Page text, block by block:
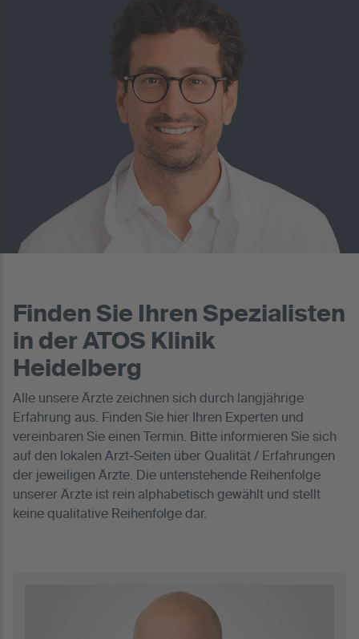
Finden Sie Ihren Spezialisten
in der ATOS Klinik
Heidelberg
Alle unsere Ärzte zeichnen sich durch langjährige
Erfahrung aus. Finden Sie hier Ihren Experten und
vereinbaren Sie einen Termin. Bitte informieren Sie sich
auf den lokalen Arzt-Seiten über Qualität / Erfahrungen
der jeweiligen Ärzte. Die untenstehende Reihenfolge
unserer Ärzte ist rein alphabetisch gewählt und stellt
keine qualitative Reihenfolge dar.